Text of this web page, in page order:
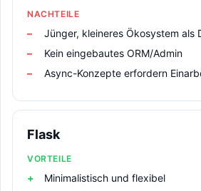
NACHTEILE
Jünger, kleineres Ökosystem als
Kein eingebautes ORM/Admin
Async-Konzepte erfordern
Flask
VORTEILE
Minimalistisch und flexibel